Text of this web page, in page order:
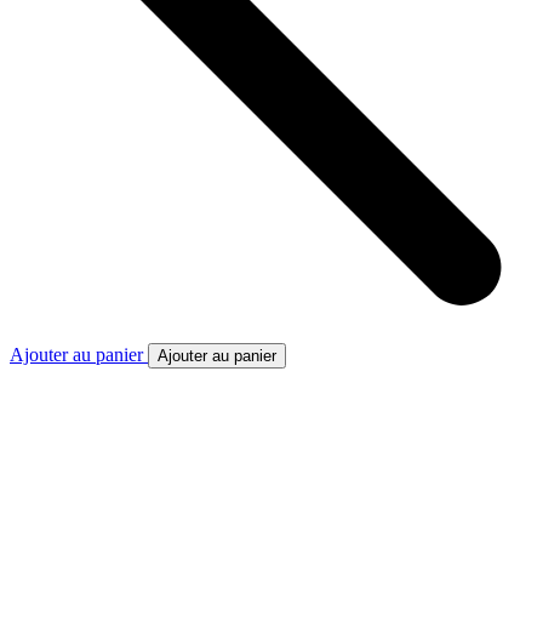
Ajouter au panier Ajouter au panier